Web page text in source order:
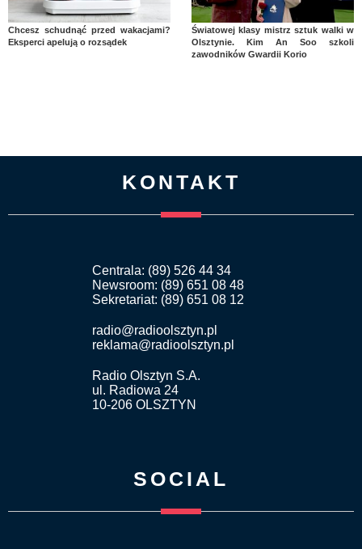
Chcesz schudnąć przed wakacjami?
Eksperci apelują o rozsądek
Światowej klasy mistrz sztuk walki w
Olsztynie. Kim An Soo szkoli
zawodników Gwardii Korio
KONTAKT
Centrala: (89) 526 44 34
Newsroom: (89) 651 08 48
Sekretariat: (89) 651 08 12
radio@radioolsztyn.pl
reklama@radioolsztyn.pl
Radio Olsztyn S.A.
ul. Radiowa 24
10-206 OLSZTYN
SOCIAL